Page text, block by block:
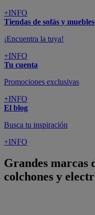
+INFO
Tiendas de sofás y muebles
¡Encuentra la tuya!
+INFO
Tu cuenta
Promociones exclusivas
+INFO
El blog
Busca tu inspiración
+INFO
Grandes marcas
colchones y